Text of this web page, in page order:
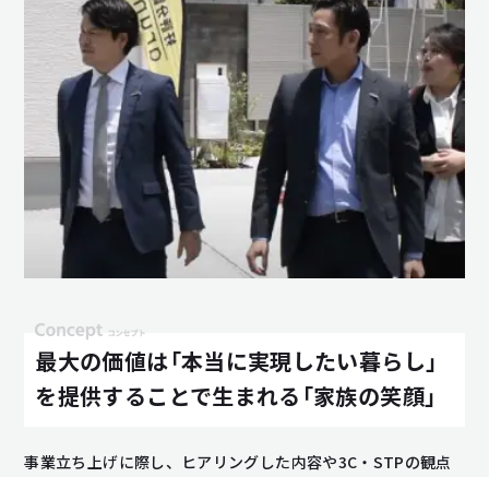
最大の価値は「本当に実現したい暮らし」
を提供することで生まれる「家族の笑顔」
事業立ち上げに際し、ヒアリングした内容や3C・STPの観点